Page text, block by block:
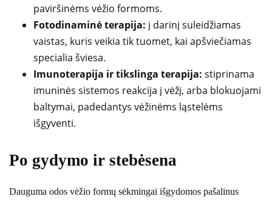
paviršinėms vėžio formoms.
Fotodinaminė terapija: į darinį suleidžiamas
vaistas, kuris veikia tik tuomet, kai apšviečiamas
specialia šviesa.
Imunoterapija ir tikslinga terapija: stiprinama
imuninės sistemos reakcija į vėžį, arba blokuojami
baltymai, padedantys vėžinėms ląstelėms
išgyventi.
Po gydymo ir stebėsena
Dauguma odos vėžio formų sėkmingai išgydomos pašalinus